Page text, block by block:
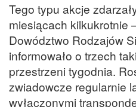
Tego typu akcje
miesiącach kilkukrotnie
Dowództwo Rodzajów
informowało o trzech
przestrzeni tygodnia.
zwiadowcze regularnie
wyłączonymi